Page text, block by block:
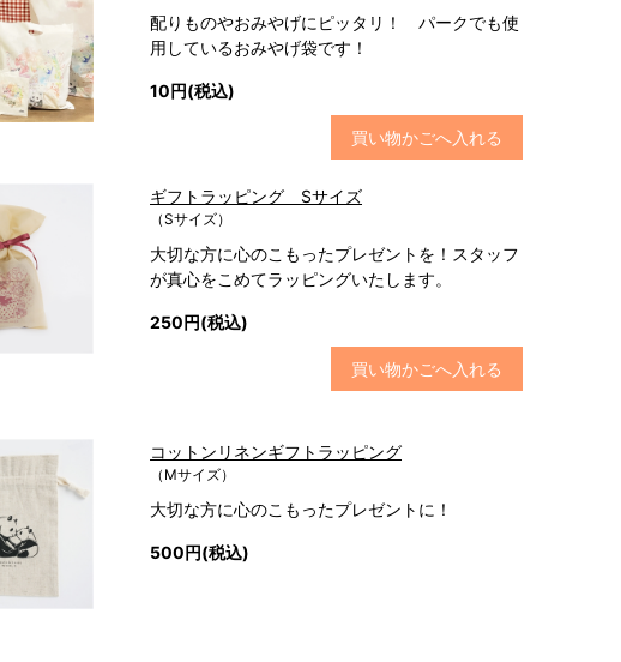
配りものやおみやげにピッタリ！ パークでも使
用しているおみやげ袋です！
10円(税込)
買い物かごへ入れる
ギフトラッピング Sサイズ
（Sサイズ）
大切な方に心のこもったプレゼントを！スタッフ
が真心をこめてラッピングいたします。
250円(税込)
買い物かごへ入れる
コットンリネンギフトラッピング
（Mサイズ）
大切な方に心のこもったプレゼントに！
500円(税込)